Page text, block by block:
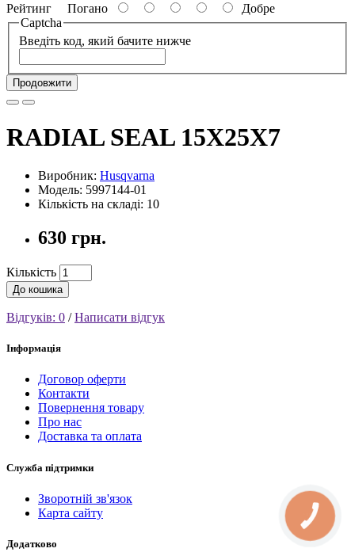
Рейтинг Погано
Добре
Captcha
Введіть код, який бачите нижче
Продовжити
RADIAL SEAL 15X25X7
Виробник: Husqvarna
Модель: 5997144-01
Кількість на складі: 10
630 грн.
Кількість
До кошика
Відгуків: 0 /Написати відгук
Інформація
Договор оферти
Контакти
Повернення товару
Про нас
Доставка та оплата
Служба підтримки
Зворотній зв'язок
Карта сайту
Додатково
КНОПКА
СВЯЗИ